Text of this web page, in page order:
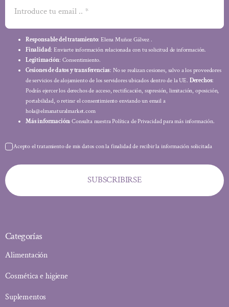
Responsable del tratamiento: Elena Muñoz Gálvez .
Finalidad: Enviarte información relacionada con tu solicitud de información.
Legitimación: Consentimiento.
Cesiones de datos y transferencias: No se realizan cesiones, salvo a los proveedores
de servicios de alojamiento de los servidores ubicados dentro de la UE. Derechos:
Podrás ejercer los derechos de acceso, rectificación, supresión, limitación, oposición,
portabilidad, o retirar el consentimiento enviando un email a
hola@elmanaturalmarket.com
Más información: Consulta nuestra Política de Privacidad para más información.
Acepto el tratamiento de mis datos con la finalidad de recibir la información solicitada
SUBSCRIBIRSE
Categorías
Alimentación
Cosmética e higiene
Suplementos